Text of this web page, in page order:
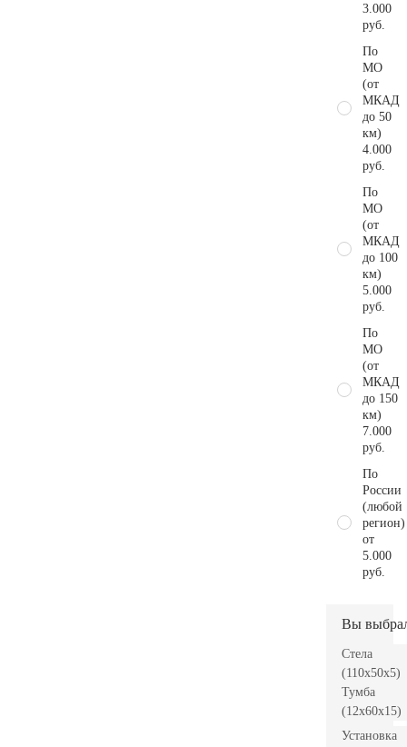
3.000
руб.
По
МО
(от
МКАД
до 50
км)
4.000
руб.
По
МО
(от
МКАД
до 100
км)
5.000
руб.
По
МО
(от
МКАД
до 150
км)
7.000
руб.
По
России
(любой
регион)
от
5.000
руб.
Вы
Стела
(110x50x5)
Тумба
(12x60x15)
Установка